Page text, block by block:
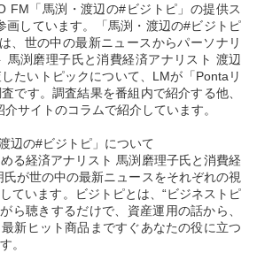
FM「馬渕・渡辺の#ビジトピ」の提供ス
画しています。「馬渕・渡辺の#ビジトピ
、世の中の最新ニュースからパーソナリ
馬渕磨理子氏と消費経済アナリスト 渡辺
たいトピックについて、LMが「Pontaリ
です。調査結果を番組内で紹介する他、
サイトのコラムで紹介しています。
辺の#ビジトピ」について
る経済アナリスト 馬渕磨理子氏と消費経
が世の中の最新ニュースをそれぞれの視
ています。ビジトピとは、“ビジネストピ
ら聴きするだけで、資産運用の話から、
新ヒット商品まですぐあなたの役に立つ
。